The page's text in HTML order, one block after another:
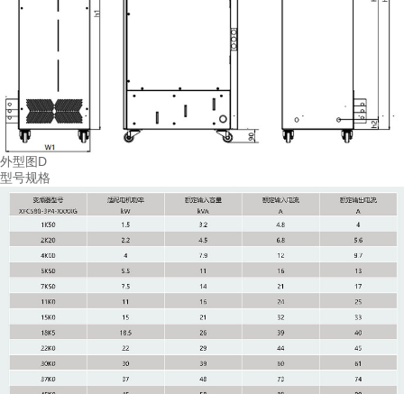
外型图D
型号规格